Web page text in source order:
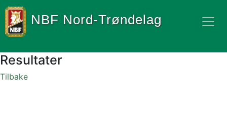
NBF Nord-Trøndelag
Resultater
Tilbake